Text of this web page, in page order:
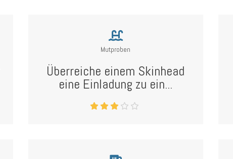
Mutproben
Überreiche einem Skinhead
eine Einladung zu ein...